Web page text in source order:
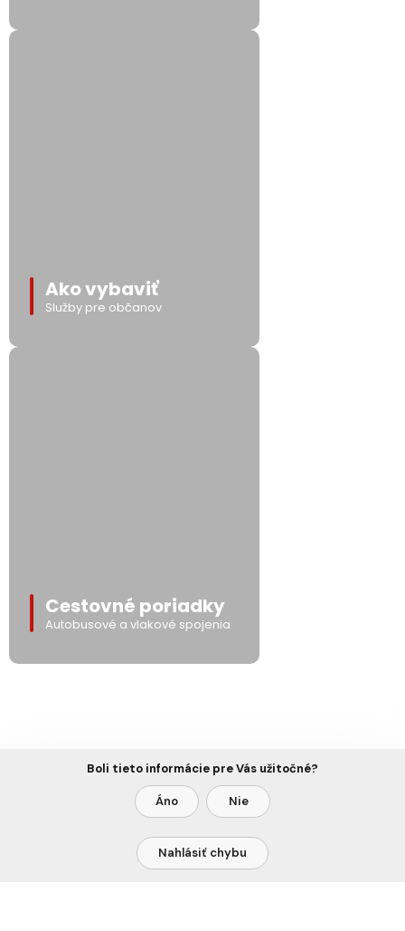
Ako vybaviť
Služby pre občanov
Cestovné poriadky
Autobusové a vlakové spojenia
Boli tieto informácie pre Vás užitočné?
Áno Nie
Nahlásiť chybu